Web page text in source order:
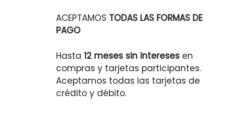
ACEPTAMOS TODAS LAS FORMAS DE
PAGO
Hasta 12 meses sin intereses en
compras y tarjetas participantes.
Aceptamos todas las tarjetas de
crédito y débito.